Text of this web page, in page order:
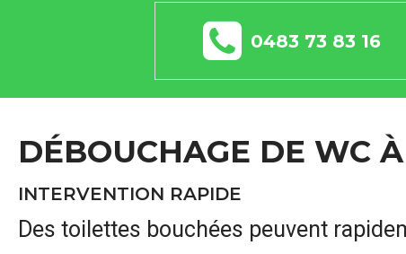
0483 73 83 16
DÉBOUCHAGE DE WC
INTERVENTION RAPIDE
Des toilettes bouchées peuvent